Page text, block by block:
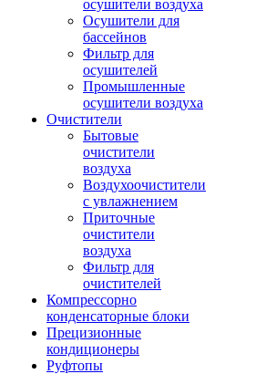
осушители воздуха
Осушители для
бассейнов
Фильтр для
осушителей
Промышленные
осушители воздуха
Очистители
Бытовые
очистители
воздуха
Воздухоочистители
с увлажнением
Приточные
очистители
воздуха
Фильтр для
очистителей
Компрессорно
конденсаторные блоки
Прецизионные
кондиционеры
Руфтопы